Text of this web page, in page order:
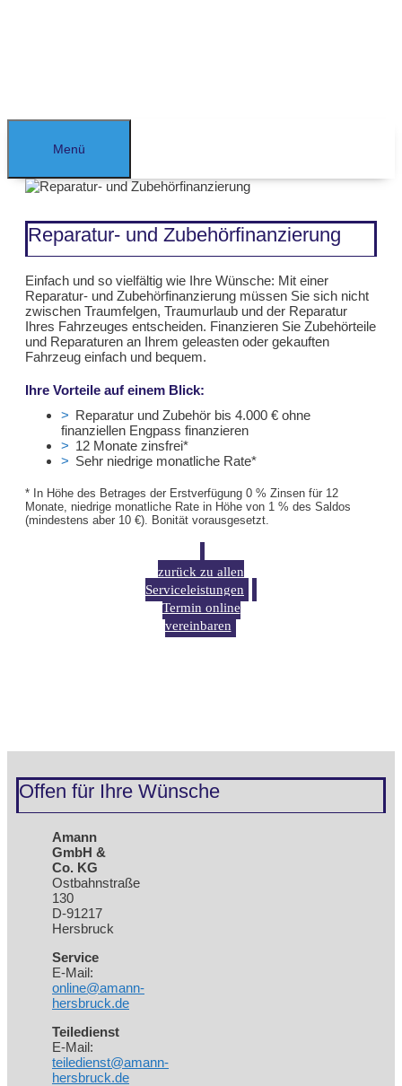
Menü
Reparatur- und Zubehörfinanzierung
Einfach und so vielfältig wie Ihre Wünsche: Mit einer
Reparatur- und Zubehörfinanzierung müssen Sie sich nicht
zwischen Traumfelgen, Traumurlaub und der Reparatur
Ihres Fahrzeuges entscheiden. Finanzieren Sie Zubehörteile
und Reparaturen an Ihrem geleasten oder gekauften
Fahrzeug einfach und bequem.
Ihre Vorteile auf einem Blick:
Reparatur und Zubehör bis 4.000 € ohne
finanziellen Engpass finanzieren
12 Monate zinsfrei*
Sehr niedrige monatliche Rate*
* In Höhe des Betrages der Erstverfügung 0 % Zinsen für 12
Monate, niedrige monatliche Rate in Höhe von 1 % des Saldos
(mindestens aber 10 €). Bonität vorausgesetzt.
zurück zu allen
Serviceleistungen
Termin online
vereinbaren
Offen für Ihre Wünsche
Amann
GmbH &
Co. KG
Ostbahnstraße
130
D-91217
Hersbruck
Service
E-Mail:
online@amann-
hersbruck.de
Teiledienst
E-Mail:
teiledienst@amann-
hersbruck.de